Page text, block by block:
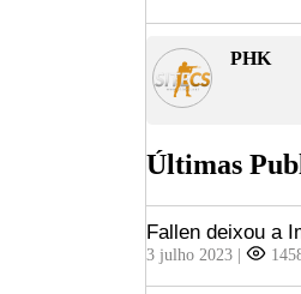
PHK
Últimas
Fallen deixou a
3 julho 2023 |